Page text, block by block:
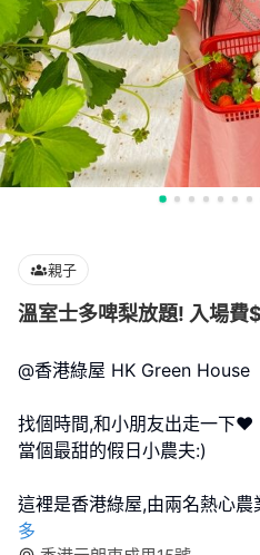
親子
溫室士多啤梨放題! 入場
@香港綠屋 HK Green House
找個時間,和小朋友出走一下❤️
當個最甜的假日小農夫:)
這裡是香港綠屋,由兩名熱心
多